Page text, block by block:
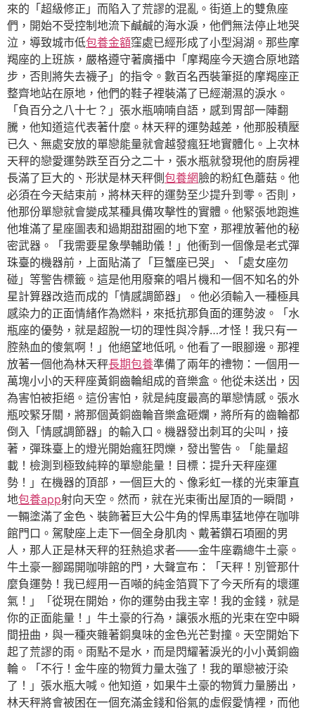
來的「超級修正」而陷入了荒謬的混亂。街道上的雙魚座
們，開始不受控制地流下鹹鹹的海水淚，他們無法停止地哭
泣，導致城市低包養金額窪處已經形成了小型潟湖。那些摩
羯座的上班族，嚴格遵守著廣播中「摩羯座今天適合原地踏
步，否則將失去襪子」的指令。數百名西裝筆挺的摩羯座正
整齊地站在原地，他們的鞋子裡裝滿了已經潮濕的淚水。
「負百分之八十七？」張水瓶喃喃自語，感到胃部一陣翻
騰，他知道這代表著什麼。林天秤的運勢越差，他那股積壓
已久、無處安放的單戀能量就會越發瘋狂地實體化。上次林
天秤的戀愛運勢跌至百分之二十，張水瓶就發現他的廚房裡
長滿了巨大的、形狀是林天秤側包養網臉的粉紅色蘑菇。他
必須在今天結束前，將林天秤的運勢至少提升到零。否則，
他那份單戀就會變成某種具備攻擊性的實體。他緊張地跑進
他堆滿了星座圖表和過期甜甜圈的地下室，那裡放著他的秘
密武器。「我需要星象學輔助儀！」他衝到一個像是老式彈
珠臺的機器前，上面貼滿了「巨蟹座已哭」、「處女座勿
碰」等警告標籤。這是他用廢棄的唱片機和一個不知名的外
星計算器改造而成的「情感調節器」。他必須輸入一種極具
感染力的正面情緒作為燃料，來抵抗那負面的運勢波。「水
瓶座的優勢，就是超脫一切的理性與冷靜…才怪！我只有一
腔熱血的傻氣啊！」他絕望地低吼。他看了一眼腳邊。那裡
放著一個他為林天秤長期包養準備了兩年的禮物：一個用一
萬塊小小的天秤座黃銅齒輪組成的音樂盒。他從未送出，因
為害怕被拒絕。這份害怕，就是純度最高的單戀情感。張水
瓶咬緊牙關，將那個黃銅齒輪音樂盒砸爛，將所有的齒輪都
倒入「情感調節器」的輸入口。機器發出刺耳的尖叫，接
著，彈珠臺上的燈光開始瘋狂閃爍，發出警告。「能量超
載！檢測到極致純粹的單戀能量！目標：提升天秤座運
勢！」在機器的頂部，一個巨大的、像彩虹一樣的光束筆直
地包養app射向天空。然而，就在光束衝出屋頂的一瞬間，
一輛塗滿了金色、裝飾著巨大公牛角的悍馬車猛地停在咖啡
館門口。駕駛座上走下一個全身肌肉、戴著鑽石項圈的男
人，那人正是林天秤的狂熱追求者——金牛座霸總牛土豪。
牛土豪一腳踢開咖啡館的門，大聲宣布：「天秤！別管那什
麼負運勢！我已經用一百噸的純金箔買下了今天所有的壞運
氣！」「從現在開始，你的運勢由我主宰！我的金錢，就是
你的正面能量！」牛土豪的行為，讓張水瓶的光束在空中瞬
間扭曲，與一種夾雜著銅臭味的金色光芒對撞。天空開始下
起了荒謬的雨。雨點不是水，而是閃耀著淚光的小小黃銅齒
輪。「不行！金牛座的物質力量太強了！我的單戀被汙染
了！」張水瓶大喊。他知道，如果牛土豪的物質力量勝出，
林天秤將會被困在一個充滿金錢和俗氣的虛假愛情裡，而他